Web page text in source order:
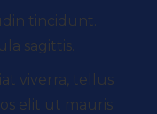
tincidunt.
sagittis.
viverra, tellus
elit ut mauris.